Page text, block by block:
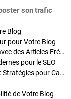
son trafic
Blog
pour Votre Blog
Stratégies de Publication : Boostez Votre Blog avec des Articles Fréquents et Exclusifs
pour le SEO
Enrichir Vos Articles avec des Contenus Riches : Stratégies pour Captiver et Optimiser
de Votre Blog